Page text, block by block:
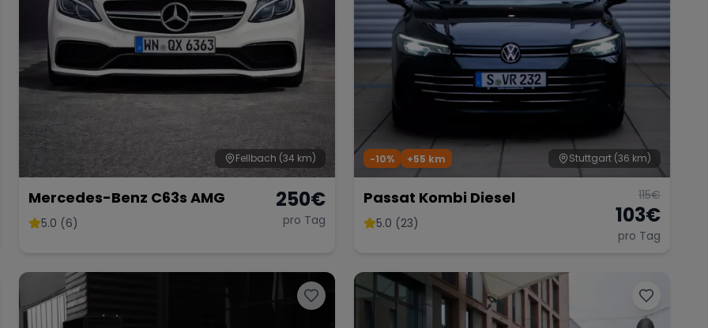
Fellbach (34 km)
Mercedes-Benz C63s AMG
5.0 (6)
250€
pro Tag
Stuttgart (36 km)
-10% +55 km
Passat Kombi Diesel
5.0 (23)
115€
103€
pro Tag